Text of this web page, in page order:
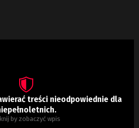
treści nieodpowiednie dla
by zobaczyć wpis